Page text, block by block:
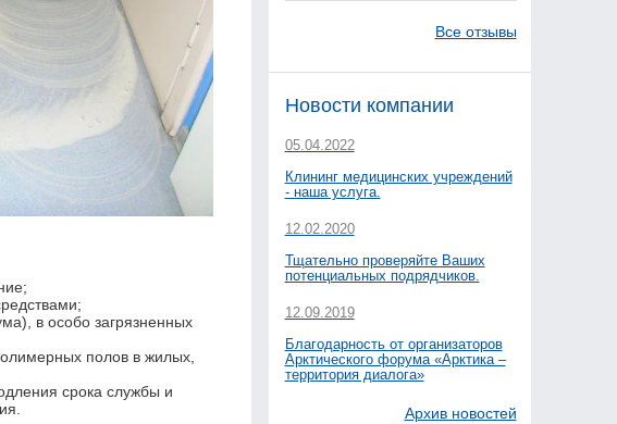
в особо загрязненных
полов в жилых,
срока службы и
Все отзывы
Новости компании
05.04.2022
Клининг медицинских учреждений
- наша услуга.
12.02.2020
Тщательно проверяйте Ваших
потенциальных подрядчиков.
12.09.2019
Благодарность от организаторов
Арктического форума «Арктика –
территория диалога»
Архив новостей